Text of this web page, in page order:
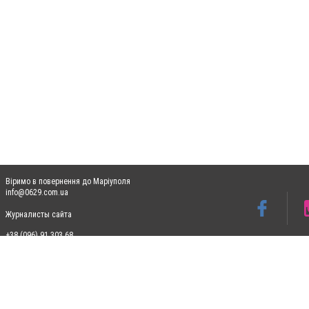
Віримо в повернення до Маріуполя
info@0629.com.ua
Журналисты сайта
+38 (096) 91 303 68